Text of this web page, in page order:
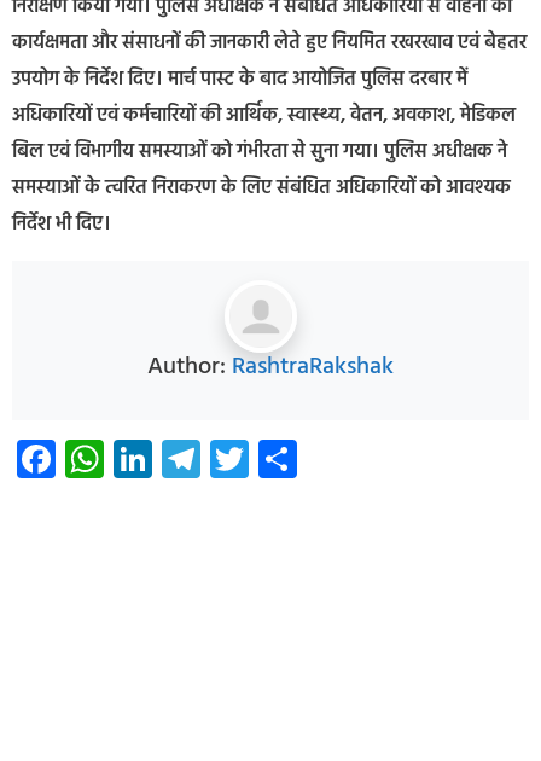
निरीक्षण किया गया। पुलिस अधीक्षक ने संबंधित अधिकारियों से वाहनों की
कार्यक्षमता और संसाधनों की जानकारी लेते हुए नियमित रखरखाव एवं बेहतर
उपयोग के निर्देश दिए। मार्च पास्ट के बाद आयोजित पुलिस दरबार में
अधिकारियों एवं कर्मचारियों की आर्थिक, स्वास्थ्य, वेतन, अवकाश, मेडिकल
बिल एवं विभागीय समस्याओं को गंभीरता से सुना गया। पुलिस अधीक्षक ने
समस्याओं के त्वरित निराकरण के लिए संबंधित अधिकारियों को आवश्यक
निर्देश भी दिए।
Author: RashtraRakshak
Facebook
WhatsApp
LinkedIn
Telegram
Twitter